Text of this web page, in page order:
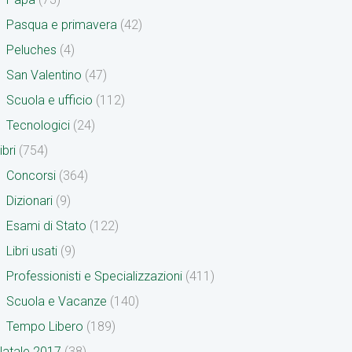
Pasqua e primavera (42)
Peluches (4)
San Valentino (47)
Scuola e ufficio (112)
Tecnologici (24)
(754)
Concorsi (364)
Dizionari (9)
Esami di Stato (122)
Libri usati (9)
Professionisti e Specializzazioni (411)
Scuola e Vacanze (140)
Tempo Libero (189)